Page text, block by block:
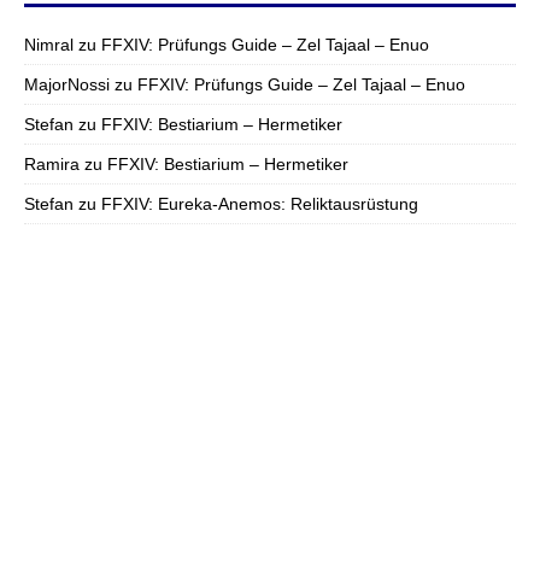
Nimral zu FFXIV: Prüfungs Guide – Zel Tajaal – Enuo
MajorNossi zu FFXIV: Prüfungs Guide – Zel Tajaal – Enuo
Stefan zu FFXIV: Bestiarium – Hermetiker
Ramira zu FFXIV: Bestiarium – Hermetiker
Stefan zu FFXIV: Eureka-Anemos: Reliktausrüstung